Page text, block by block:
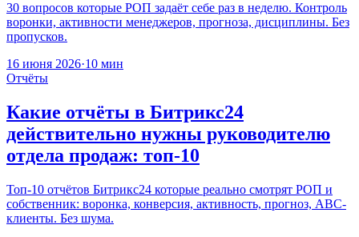
30 вопросов которые РОП задаёт себе раз в неделю. Контроль
воронки, активности менеджеров, прогноза, дисциплины. Без
пропусков.
16 июня 2026·10 мин
Отчёты
Какие отчёты в Битрикс24
действительно нужны руководителю
отдела продаж: топ-10
Топ-10 отчётов Битрикс24 которые реально смотрят РОП и
собственник: воронка, конверсия, активность, прогноз, ABC-
клиенты. Без шума.